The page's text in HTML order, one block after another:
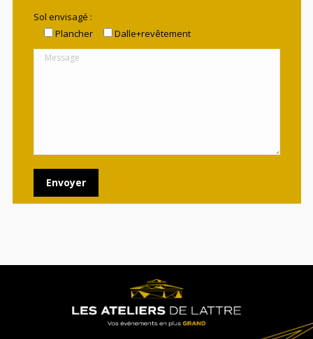
Sol envisagé :
Plancher
Dalle+revêtement